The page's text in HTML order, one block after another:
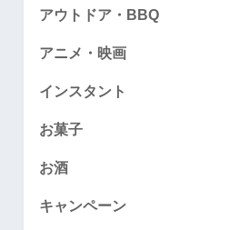
アウトドア・BBQ
アニメ・映画
インスタント
お菓子
お酒
キャンペーン